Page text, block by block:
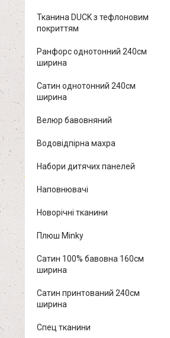
Тканина DUCK з тефлоновим
покриттям
Ранфорс однотонний 240см
ширина
Сатин однотонний 240см
ширина
Велюр бавовняний
Водовідпірна махра
Набори дитячих панелей
Наповнювачі
Новорічні тканини
Плюш Minky
Сатин 100% бавовна 160см
ширина
Сатин принтований 240см
ширина
Спец тканини